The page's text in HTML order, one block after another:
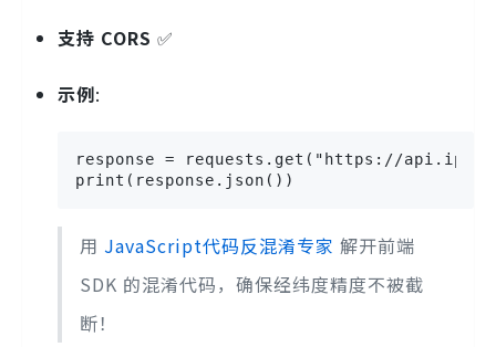
支持 CORS ✅
示例:
response = requests.get("https://
print(response.json())
用 JavaScript代码反混淆专家 解开前端
SDK 的混淆代码，确保经纬度精度不被截
断！